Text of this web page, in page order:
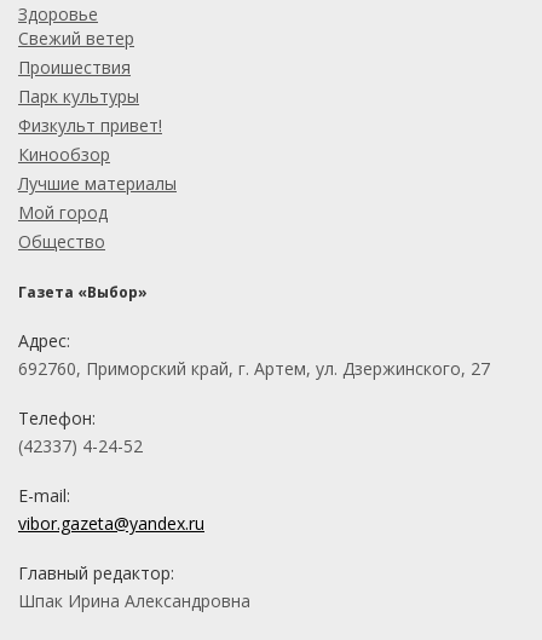
Здоровье
Свежий ветер
Проишествия
Парк культуры
Физкульт привет!
Кинообзор
Лучшие материалы
Мой город
Общество
Газета «Выбор»
Адрес:
692760, Приморский край, г. Артем, ул. Дзержинского, 27
Телефон:
(42337) 4-24-52
E-mail:
vibor.gazeta@yandex.ru
Главный редактор:
Шпак Ирина Александровна